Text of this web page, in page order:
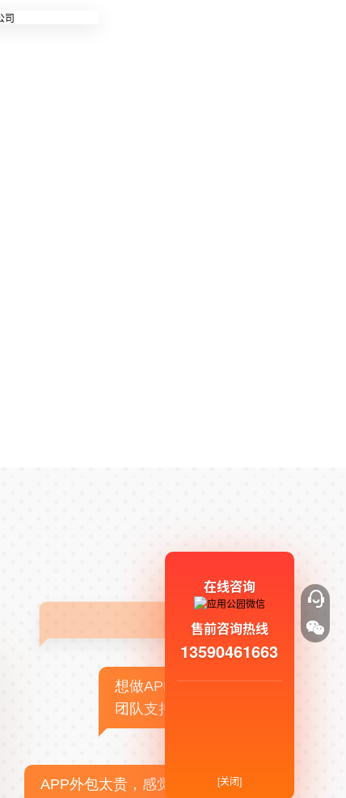
想做APP，但没有技术
团队支持
APP外包太贵，感觉不
在线咨询
售前咨询热线
13590461663
[关闭]